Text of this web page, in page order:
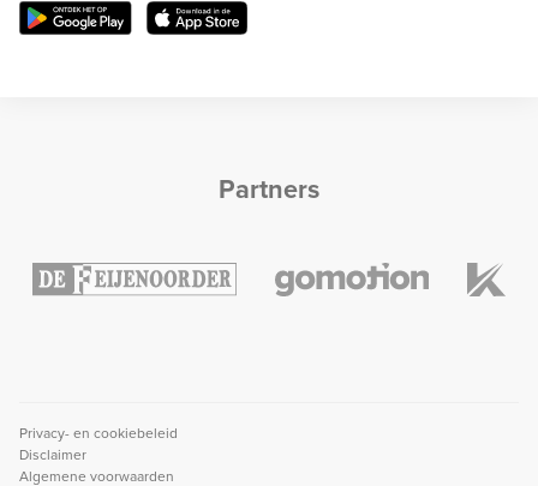
Partners
Privacy- en cookiebeleid
Disclaimer
Algemene voorwaarden